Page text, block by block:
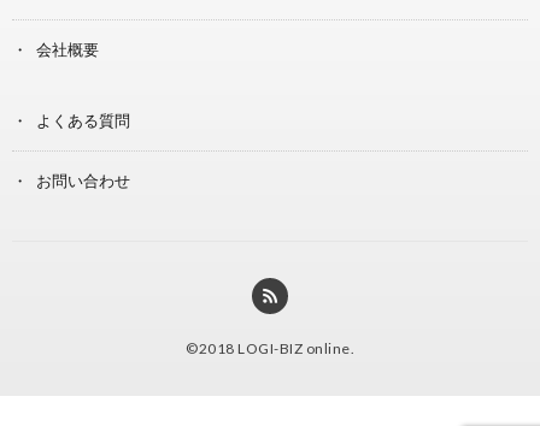
会社概要
よくある質問
お問い合わせ
©2018 LOGI-BIZ online